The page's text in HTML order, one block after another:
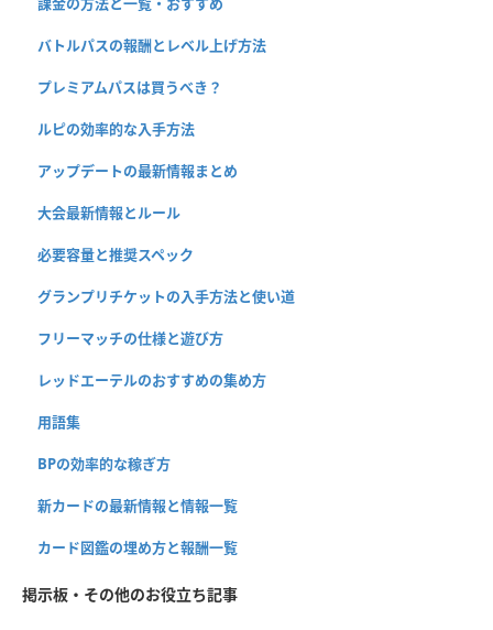
バトルパスの報酬とレベル上げ方法
プレミアムパスは買うべき？
ルピの効率的な入手方法
アップデートの最新情報まとめ
大会最新情報とルール
必要容量と推奨スペック
グランプリチケットの入手方法と使い道
フリーマッチの仕様と遊び方
レッドエーテルのおすすめの集め方
用語集
BPの効率的な稼ぎ方
新カードの最新情報と情報一覧
カード図鑑の埋め方と報酬一覧
掲示板・その他のお役立ち記事